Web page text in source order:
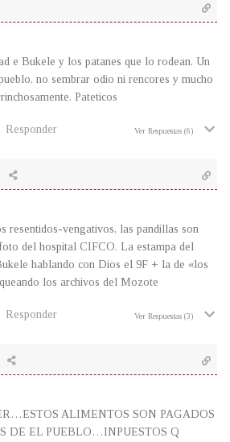
e Bukele y los patanes que lo rodean. Un
no sembrar odio ni rencores y mucho
Pateticos
Responder Ver Respuestas (6)
resentidos-vengativos, las pandillas son
del hospital CIFCO. La estampa del
hablando con Dios el 9F + la de «los
los archivos del Mozote
Responder Ver Respuestas (3)
ALIMENTOS SON PAGADOS
DE EL PUEBLO…INPUESTOS Q